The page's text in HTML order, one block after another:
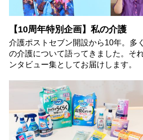
【10周年特別企画】私の介護
介護ポストセブン開設から10年。多
の介護について語ってきました。そ
ンタビュー集としてお届けします。